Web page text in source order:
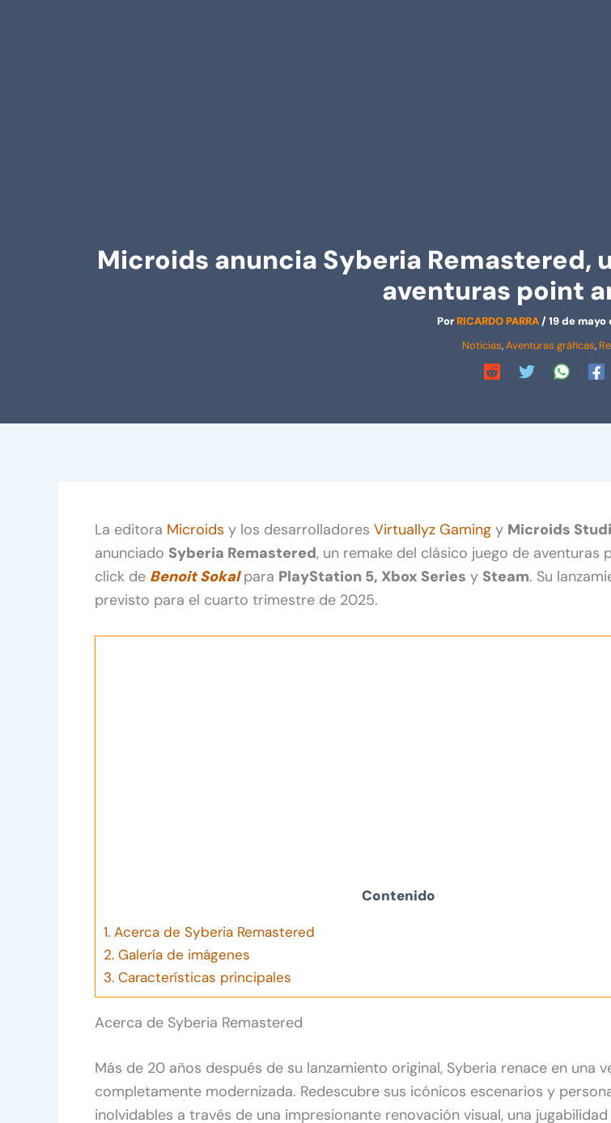
Microids anuncia Syberia Remastered,
aventuras point
PorRICARDO PARRA/19 de mayo
Noticias,Aventuras gráficas,
La editora Microids y los desarrolladores Virtuallyz Gaming y Microids
anunciado Syberia Remastered, un remake del clásico juego de
click de Benoit Sokal para PlayStation 5, Xbox Series y Steam. Su
previsto para el cuarto trimestre de 2025.
Contenido
1. Acerca de Syberia Remastered
2. Galería de imágenes
3. Características principales
Acerca de Syberia Remastered
Más de 20 años después de su lanzamiento original, Syberia renace en una
completamente modernizada. Redescubre sus icónicos escenarios y
inolvidables a través de una impresionante renovación visual, una